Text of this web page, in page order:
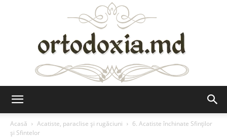
Acasă
Acatiste, paraclise și rugăciuni
6. Acatiste închinate Sfinților
și Sfintelor